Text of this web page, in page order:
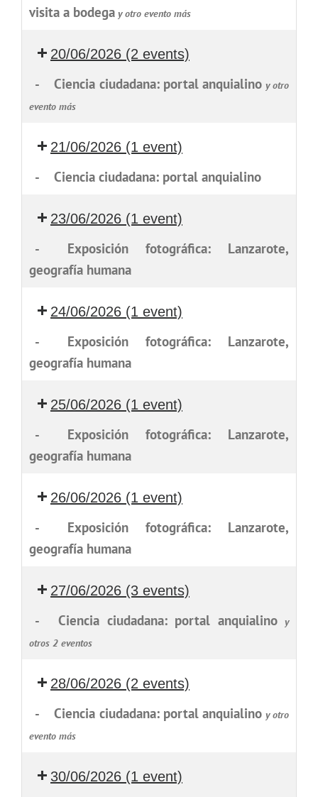
visita a bodegay otro evento más
20/06/2026 (2 events)
- Ciencia ciudadana: portal anquialino y otro
evento más
21/06/2026 (1 event)
- Ciencia ciudadana: portal anquialino
23/06/2026 (1 event)
-
Exposición fotográfica: Lanzarote,
geografía humana
24/06/2026 (1 event)
-
Exposición fotográfica: Lanzarote,
geografía humana
25/06/2026 (1 event)
-
Exposición fotográfica: Lanzarote,
geografía humana
26/06/2026 (1 event)
-
Exposición fotográfica: Lanzarote,
geografía humana
27/06/2026 (3 events)
- Ciencia ciudadana: portal anquialino y
otros 2 eventos
28/06/2026 (2 events)
- Ciencia ciudadana: portal anquialino y otro
evento más
30/06/2026 (1 event)